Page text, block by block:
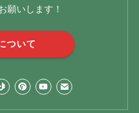
願いします！
ついて